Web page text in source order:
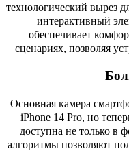
технологический вырез
интерактивный
обеспечивает
сценариях, позволяя
Основная камера
iPhone 14 Pro, но
доступна не только в
алгоритмы позволяют